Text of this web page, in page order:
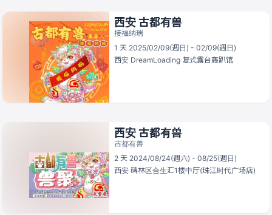
西安 古都有兽
接福纳瑞
1 天 2025/02/09(週日) - 02/09(週日)
西安 DreamLoading 复式露台轰趴馆
西安 古都有兽
古都有兽
2 天 2024/08/24(週六) - 08/25(週日)
西安 碑林区合生汇1楼中厅(珠江时代广场店)